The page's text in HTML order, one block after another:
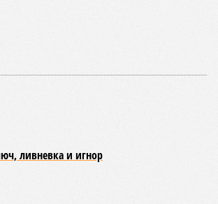
ливневка и игнор